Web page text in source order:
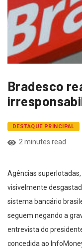
Bradesco
DESTAQUE PRINCIPAL
2 minutes read
Agências
visivelmente
sistema bancário
seguem negando a
entrevista do
concedida ao